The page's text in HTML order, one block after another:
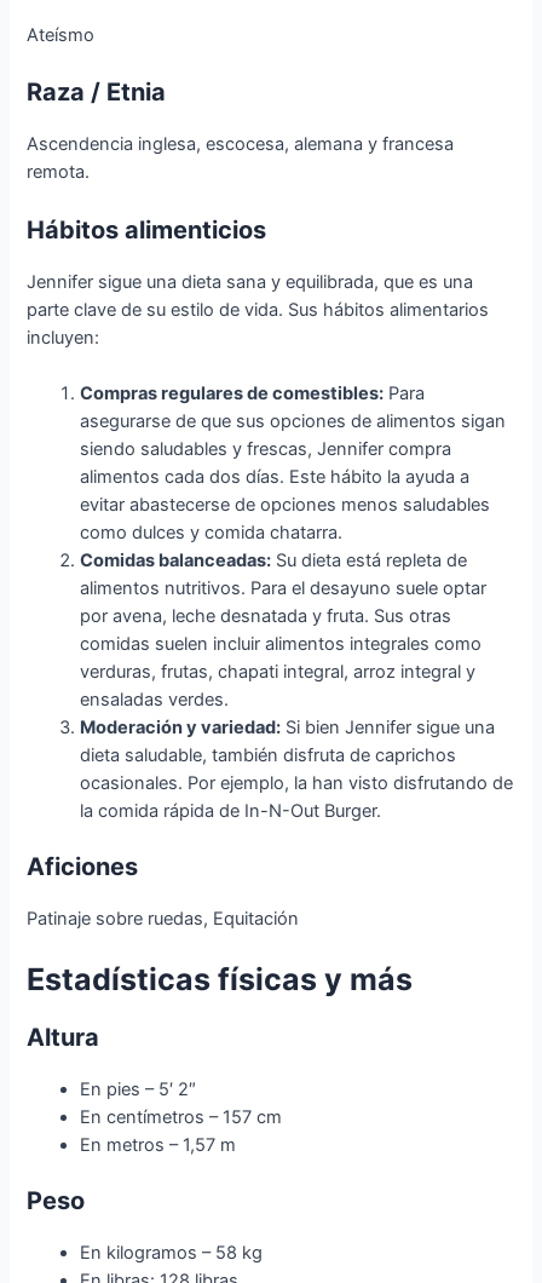
Ateísmo
Raza / Etnia
Ascendencia inglesa, escocesa, alemana y francesa
remota.
Hábitos alimenticios
Jennifer sigue una dieta sana y equilibrada, que es una
parte clave de su estilo de vida. Sus hábitos alimentarios
incluyen:
Compras regulares de comestibles: Para
asegurarse de que sus opciones de alimentos sigan
siendo saludables y frescas, Jennifer compra
alimentos cada dos días. Este hábito la ayuda a
evitar abastecerse de opciones menos saludables
como dulces y comida chatarra.
Comidas balanceadas: Su dieta está repleta de
alimentos nutritivos. Para el desayuno suele optar
por avena, leche desnatada y fruta. Sus otras
comidas suelen incluir alimentos integrales como
verduras, frutas, chapati integral, arroz integral y
ensaladas verdes.
Moderación y variedad: Si bien Jennifer sigue una
dieta saludable, también disfruta de caprichos
ocasionales. Por ejemplo, la han visto disfrutando de
la comida rápida de In-N-Out Burger.
Aficiones
Patinaje sobre ruedas, Equitación
Estadísticas físicas y más
Altura
En pies – 5′ 2″
En centímetros – 157 cm
En metros – 1,57 m
Peso
En kilogramos – 58 kg